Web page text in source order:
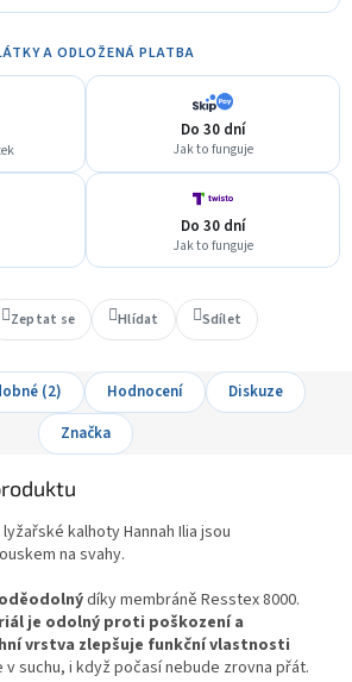
A ODLOŽENÁ PLATBA
Do 30 dní
Jak to funguje
Do 30 dní
Jak to funguje
Zeptat se Hlídat Sdílet
(2) Hodnocení
Diskuze
Značka
lyžařské kalhoty Hannah Ilia jsou
na svahy.
díky membráně Resstex 8000.
je odolný proti poškození a
vrstva zlepšuje funkční vlastnosti
v suchu, i když počasí nebude zrovna přát.